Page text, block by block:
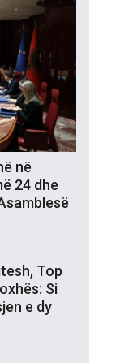
në
24 dhe
Top
Si
e dy